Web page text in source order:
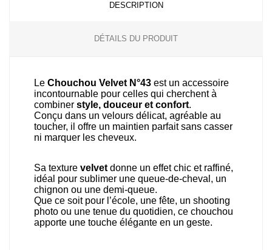
DESCRIPTION
DÉTAILS DU PRODUIT
Le Chouchou Velvet N°43 est un accessoire
incontournable pour celles qui cherchent à
combiner style, douceur et confort.
Conçu dans un velours délicat, agréable au
toucher, il offre un maintien parfait sans casser
ni marquer les cheveux.
Sa texture velvet donne un effet chic et raffiné,
idéal pour sublimer une queue-de-cheval, un
chignon ou une demi-queue.
Que ce soit pour l’école, une fête, un shooting
photo ou une tenue du quotidien, ce chouchou
apporte une touche élégante en un geste.